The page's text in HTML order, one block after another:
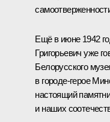
Ещё в июне 1942
Григорьевич уже
Белорусского
в городе-герое
настоящий
и наших